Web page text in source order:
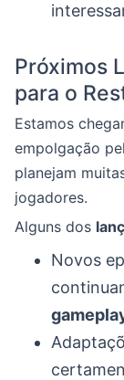
Próximos
para o
Estamos
empolgação
planejam
jogadores.
Alguns dos
Novos